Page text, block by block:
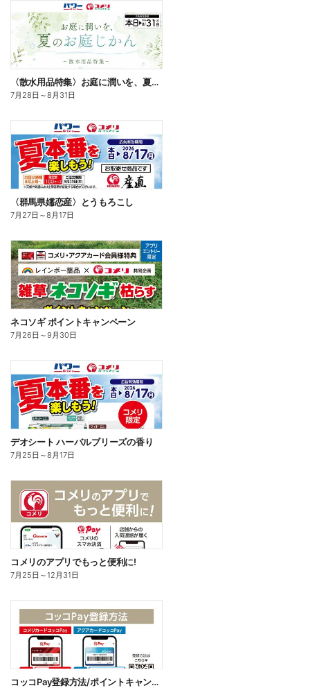
〈散水用品特集〉お庭に潤いを、夏のお庭じかん
7月28日 ～8月31日
〈群馬県嬬恋産〉とうもろこし
7月27日 ～8月17日
ネコソギ ポイントキャンペーン
7月26日 ～9月30日
デオシート ハーバルブリーズの香り
7月25日 ～8月17日
コメリのアプリでもっと便利に!
7月25日 ～12月31日
コッコPay登録方法/ポイントキャンペーン応募方法